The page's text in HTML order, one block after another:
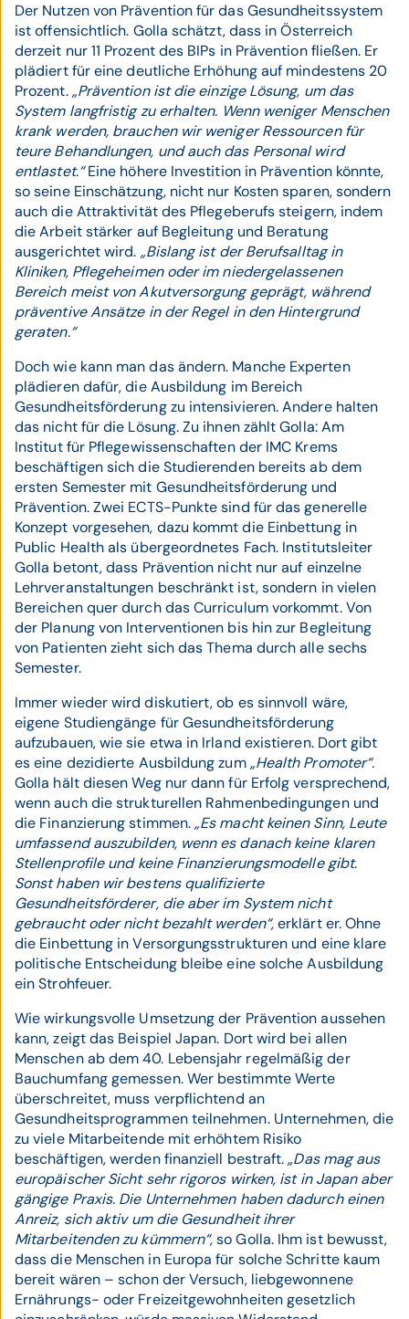
Der Nutzen von Prävention für das Gesundheitssystem
ist offensichtlich. Golla schätzt, dass in Österreich
derzeit nur 11 Prozent des BIPs in Prävention fließen. Er
plädiert für eine deutliche Erhöhung auf mindestens 20
Prozent.„Prävention ist die einzige Lösung, um das
System langfristig zu erhalten. Wenn weniger Menschen
krank werden, brauchen wir weniger Ressourcen für
teure Behandlungen, und auch das Personal wird
entlastet.“Eine höhere Investition in Prävention könnte,
so seine Einschätzung, nicht nur Kosten sparen, sondern
auch die Attraktivität des Pflegeberufs steigern, indem
die Arbeit stärker auf Begleitung und Beratung
ausgerichtet wird. „Bislang ist der Berufsalltag in
Kliniken, Pflegeheimen oder im niedergelassenen
Bereich meist von Akutversorgung geprägt, während
präventive Ansätze in der Regel in den Hintergrund
geraten.“
Doch wie kann man das ändern. Manche Experten
plädieren dafür, die Ausbildung im Bereich
Gesundheitsförderung zu intensivieren. Andere halten
das nicht für die Lösung. Zu ihnen zählt Golla: Am
Institut für Pflegewissenschaften der IMC Krems
beschäftigen sich die Studierenden bereits ab dem
ersten Semester mit Gesundheitsförderung und
Prävention. Zwei ECTS-Punkte sind für das generelle
Konzept vorgesehen, dazu kommt die Einbettung in
Public Health als übergeordnetes Fach. Institutsleiter
Golla betont, dass Prävention nicht nur auf einzelne
Lehrveranstaltungen beschränkt ist, sondern in vielen
Bereichen quer durch das Curriculum vorkommt. Von
der Planung von Interventionen bis hin zur Begleitung
von Patienten zieht sich das Thema durch alle sechs
Semester.
Immer wieder wird diskutiert, ob es sinnvoll wäre,
eigene Studiengänge für Gesundheitsförderung
aufzubauen, wie sie etwa in Irland existieren. Dort gibt
es eine dezidierte Ausbildung zum„Health Promoter“.
Golla hält diesen Weg nur dann für Erfolg versprechend,
wenn auch die strukturellen Rahmenbedingungen und
die Finanzierung stimmen.„Es macht keinen Sinn, Leute
umfassend auszubilden, wenn es danach keine klaren
Stellenprofile und keine Finanzierungsmodelle gibt.
Sonst haben wir bestens qualifizierte
Gesundheitsförderer, die aber im System nicht
gebraucht oder nicht bezahlt werden“,erklärt er. Ohne
die Einbettung in Versorgungsstrukturen und eine klare
politische Entscheidung bleibe eine solche Ausbildung
ein Strohfeuer.
Wie wirkungsvolle Umsetzung der Prävention aussehen
kann, zeigt das Beispiel Japan. Dort wird bei allen
Menschen ab dem 40. Lebensjahr regelmäßig der
Bauchumfang gemessen. Wer bestimmte Werte
überschreitet, muss verpflichtend an
Gesundheitsprogrammen teilnehmen. Unternehmen, die
zu viele Mitarbeitende mit erhöhtem Risiko
beschäftigen, werden finanziell bestraft.„Das mag aus
europäischer Sicht sehr rigoros wirken, ist in Japan aber
gängige Praxis. Die Unternehmen haben dadurch einen
Anreiz, sich aktiv um die Gesundheit ihrer
Mitarbeitenden zu kümmern“,so Golla. Ihm ist bewusst,
dass die Menschen in Europa für solche Schritte kaum
bereit wären – schon der Versuch, liebgewonnene
Ernährungs- oder Freizeitgewohnheiten gesetzlich